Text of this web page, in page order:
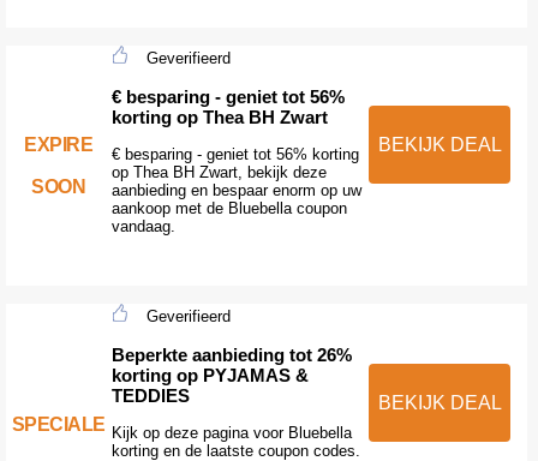
EXPIRE
SOON
Geverifieerd
€ besparing - geniet tot 56%
korting op Thea BH Zwart
€ besparing - geniet tot 56% korting
op Thea BH Zwart, bekijk deze
aanbieding en bespaar enorm op uw
aankoop met de Bluebella coupon
vandaag.
BEKIJK DEAL
SPECIALE
Geverifieerd
Beperkte aanbieding tot 26%
korting op PYJAMAS &
TEDDIES
Kijk op deze pagina voor Bluebella
korting en de laatste coupon codes.
BEKIJK DEAL